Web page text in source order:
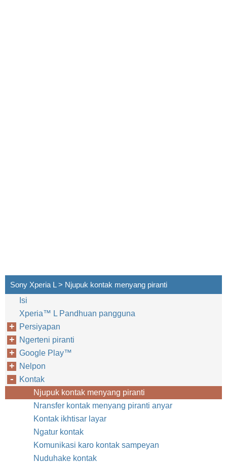
Sony Xperia L > Njupuk kontak menyang piranti
Isi
Xperia™‎ L Pandhuan pangguna
Persiyapan
Ngerteni piranti
Google Play™‎
Nelpon
Kontak
Njupuk kontak menyang piranti
Nransfer kontak menyang piranti anyar
Kontak ikhtisar layar
Ngatur kontak
Komunikasi karo kontak sampeyan
Nuduhake kontak